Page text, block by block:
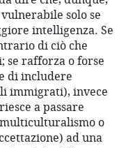
solo se
intelligenza. Se
di ciò che
se rafforza o forse
di includere
immigrati), invece
a passare
o
ad una